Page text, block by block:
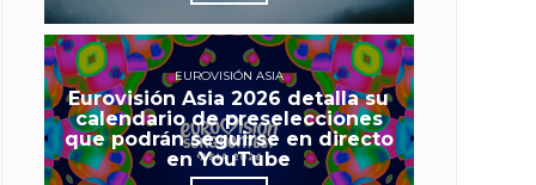
EUROVISIÓN ASIA
Eurovisión Asia 2026 detalla su
calendario de preselecciones
que podrán seguirse en directo
en YouTube